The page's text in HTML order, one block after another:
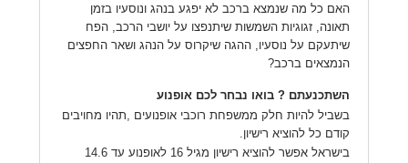
האם כל מה שנמצא ברכב לא יפגע בנהג ונוסעיו בזמן
תאונה, זגוגיות השמשות שיתנפצו על יושבי הרכב, הפח
שיתעקם על נוסעיו, ההגה שיקרוס על הנהג ושאר החפצים
הנמצאים ברכב?
השתכנעתם ? בואו נבחר לכם אופנוע
בשביל להיות חלק ממשפחת רוכבי אופנועים ,תהיו מחויבים
קודם כל להוציא רישיון.
בישראל אפשר להוציא רישיון מגיל 16 לאופנוע עד 14.6